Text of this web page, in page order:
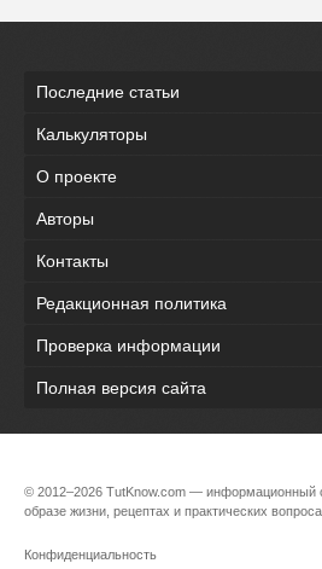
Последние статьи
Калькуляторы
О проекте
Авторы
Контакты
Редакционная политика
Проверка информации
Полная версия сайта
© 2012–2026 TutKnow.com — информационный
образе жизни, рецептах и практических
Конфиденциальность